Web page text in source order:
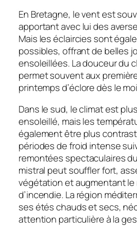
En Bretagne, le vent est
apportant avec lui des
Mais les éclaircies sont
possibles, offrant de belles
ensoleillées. La douceur du
permet souvent aux
printemps d’éclore dès le
Dans le sud, le climat est
ensoleillé, mais les
également être plus
périodes de froid intense
remontées spectaculaires
mistral peut souffler fort,
végétation et augmentant le
d’incendie. La région
ses étés chauds et secs,
attention particulière à la